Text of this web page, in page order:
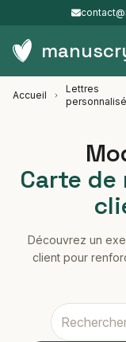
Accueil
Lettres
Carte
Découvrez un
client pour